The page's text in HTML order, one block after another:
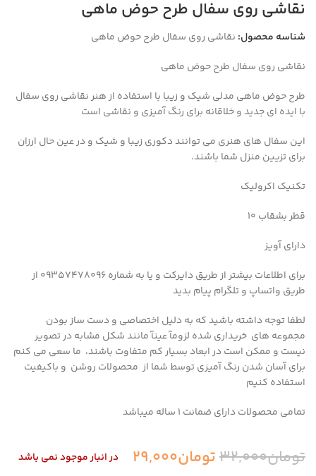
نقاشی روی سفال طرح حوض ماهی
شناسه محصول: نقاشی روی سفال طرح حوض ماهی
نقاشی روی سفال طرح حوض ماهی
طرح حوض ماهی مدلی شیک و زیبا با استفاده از هنر نقاشی روی سفال
با ایده ای جدید و خلاقانه برای رنگ آمیزی و نقاشی است
این سفال های هنری می توانند دکوری زیبا و شیک و در عین حال ارزان
برای تزیین منزل شما باشند.
تکنیک اکرولیک
قطر بشقاب ۱۰
دارای آویز
برای اطلاعات بیشتر از طریق دایرکت و یا به شماره 09357478096 از
طریق واتساپ و تلگرام پیام بدید
لطفا توجه داشته باشید که به دلیل اختصاصی و دست ساز بودن
مجموعه های خریداری شده لزومآ عینآ مانند شکل مشابه در تصویر
نیست و ممکن است در ابعاد بسیار کم متفاوت باشند، ما سعی می کنم
برای آسان شدن رنگ آمیزی توسط شما از محصولات روشن و باکیفیت
استفاده کنیم
تمامی محصولات دارای ضمانت ۱ ساله میباشد
تومان32,000تومان29,000 در انبار موجود نمی باشد